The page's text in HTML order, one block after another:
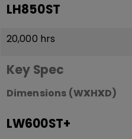
LH850ST
20,000 hrs
Key Spec
Dimensions (WxHxD)
LW600ST+